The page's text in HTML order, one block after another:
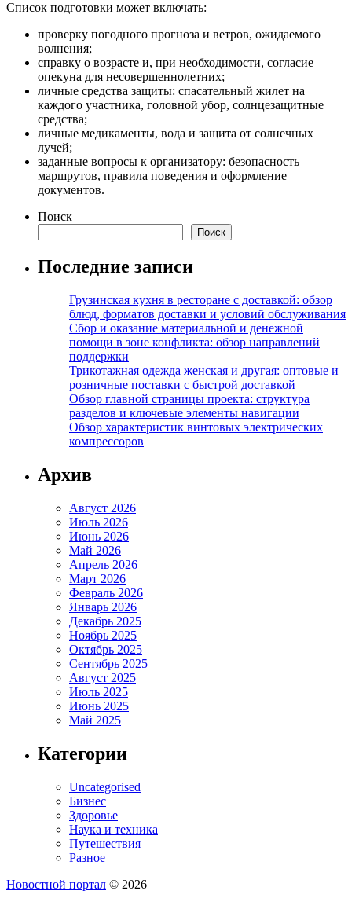
Список подготовки может включать:
проверку погодного прогноза и ветров, ожидаемого
волнения;
справку о возрасте и, при необходимости, согласие
опекуна для несовершеннолетних;
личные средства защиты: спасательный жилет на
каждого участника, головной убор, солнцезащитные
средства;
личные медикаменты, вода и защита от солнечных
лучей;
заданные вопросы к организатору: безопасность
маршрутов, правила поведения и оформление
документов.
Поиск
Поиск
Последние записи
Грузинская кухня в ресторане с доставкой: обзор
блюд, форматов доставки и условий обслуживания
Сбор и оказание материальной и денежной
помощи в зоне конфликта: обзор направлений
поддержки
Трикотажная одежда женская и другая: оптовые и
розничные поставки с быстрой доставкой
Обзор главной страницы проекта: структура
разделов и ключевые элементы навигации
Обзор характеристик винтовых электрических
компрессоров
Архив
Август 2026
Июль 2026
Июнь 2026
Май 2026
Апрель 2026
Март 2026
Февраль 2026
Январь 2026
Декабрь 2025
Ноябрь 2025
Октябрь 2025
Сентябрь 2025
Август 2025
Июль 2025
Июнь 2025
Май 2025
Категории
Uncategorised
Бизнес
Здоровье
Наука и техника
Путешествия
Разное
Новостной портал © 2026